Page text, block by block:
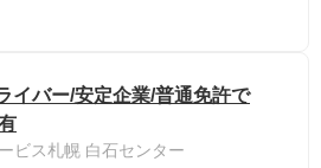
イバー/安定企業/普通免許で
ビス札幌 白石センター